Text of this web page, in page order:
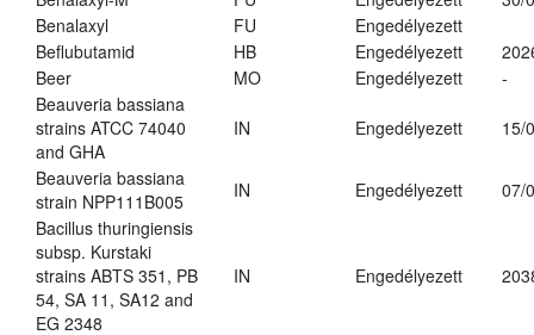
Benalaxyl
FU
Engedélyezett
Beflubutamid
HB Engedélyezett
Beer
MO Engedélyezett
-
Beauveria bassiana
strains ATCC 74040
and GHA
IN Engedélyezett 15/
Beauveria bassiana
strain NPP111B005
IN Engedélyezett
07/
Bacillus thuringiensis
subsp. Kurstaki
strains ABTS 351, PB
54, SA 11, SA12 and
EG 2348
IN Engedélyezett